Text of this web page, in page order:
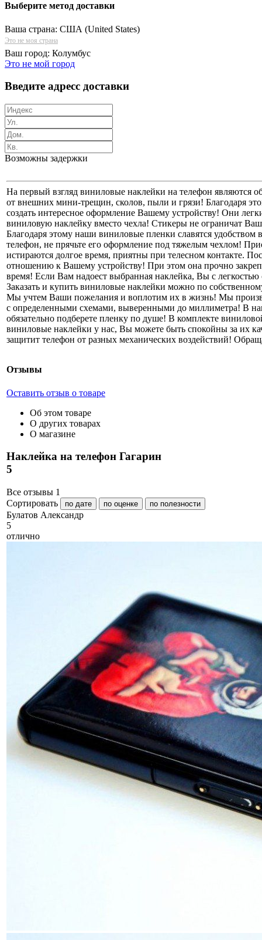
Выберите метод доставки
Ваша страна: США (United States)
Это не моя страна
Ваш город: Колумбус
Это не мой город
Введите адресс доставки
Возможны задержки
На первый взгляд виниловые наклейки на телефон являются
от внешних мини-трещин, сколов, пыли и грязи! Благодаря
создать интересное оформление Вашему устройству! Они
виниловую наклейку вместо чехла! Стикеры не ограничат
Благодаря этому наши виниловые пленки славятся
телефон, не прячьте его оформление под тяжелым чехлом!
истираются долгое время, приятны при телесном контакте.
отношению к Вашему устройству! При этом она прочно
время! Если Вам надоест выбранная наклейка, Вы с
Заказать и купить виниловые наклейки можно по
Мы учтем Ваши пожелания и воплотим их в жизнь! Мы
с определенными схемами, выверенными до миллиметра! В
обязательно подберете пленку по душе! В комплекте
виниловые наклейки у нас, Вы можете быть спокойны за их
защитит телефон от разных механических воздействий!
Отзывы
Оставить отзыв о товаре
Об этом товаре
О других товарах
О магазине
Наклейка на телефон Гагарин
5
Все отзывы 1
Сортировать
по дате по оценке по полезности
Булатов Александр
5
отлично